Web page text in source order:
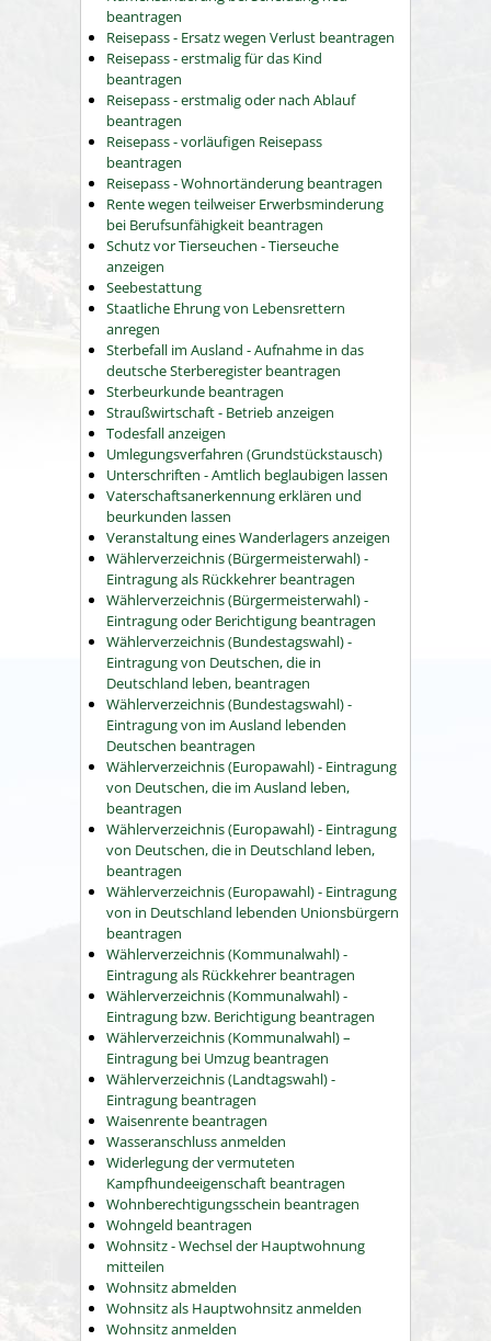
beantragen
Reisepass - Ersatz wegen Verlust beantragen
Reisepass - erstmalig für das Kind
beantragen
Reisepass - erstmalig oder nach Ablauf
beantragen
Reisepass - vorläufigen Reisepass
beantragen
Reisepass - Wohnortänderung beantragen
Rente wegen teilweiser Erwerbsminderung
bei Berufsunfähigkeit beantragen
Schutz vor Tierseuchen - Tierseuche
anzeigen
Seebestattung
Staatliche Ehrung von Lebensrettern
anregen
Sterbefall im Ausland - Aufnahme in das
deutsche Sterberegister beantragen
Sterbeurkunde beantragen
Straußwirtschaft - Betrieb anzeigen
Todesfall anzeigen
Umlegungsverfahren (Grundstückstausch)
Unterschriften - Amtlich beglaubigen lassen
Vaterschaftsanerkennung erklären und
beurkunden lassen
Veranstaltung eines Wanderlagers anzeigen
Wählerverzeichnis (Bürgermeisterwahl) -
Eintragung als Rückkehrer beantragen
Wählerverzeichnis (Bürgermeisterwahl) -
Eintragung oder Berichtigung beantragen
Wählerverzeichnis (Bundestagswahl) -
Eintragung von Deutschen, die in
Deutschland leben, beantragen
Wählerverzeichnis (Bundestagswahl) -
Eintragung von im Ausland lebenden
Deutschen beantragen
Wählerverzeichnis (Europawahl) - Eintragung
von Deutschen, die im Ausland leben,
beantragen
Wählerverzeichnis (Europawahl) - Eintragung
von Deutschen, die in Deutschland leben,
beantragen
Wählerverzeichnis (Europawahl) - Eintragung
von in Deutschland lebenden Unionsbürgern
beantragen
Wählerverzeichnis (Kommunalwahl) -
Eintragung als Rückkehrer beantragen
Wählerverzeichnis (Kommunalwahl) -
Eintragung bzw. Berichtigung beantragen
Wählerverzeichnis (Kommunalwahl) –
Eintragung bei Umzug beantragen
Wählerverzeichnis (Landtagswahl) -
Eintragung beantragen
Waisenrente beantragen
Wasseranschluss anmelden
Widerlegung der vermuteten
Kampfhundeeigenschaft beantragen
Wohnberechtigungsschein beantragen
Wohngeld beantragen
Wohnsitz - Wechsel der Hauptwohnung
mitteilen
Wohnsitz abmelden
Wohnsitz als Hauptwohnsitz anmelden
Wohnsitz anmelden